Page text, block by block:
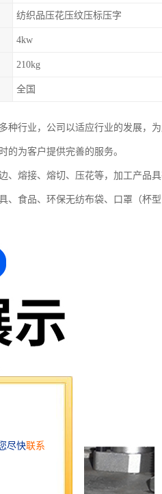
纺织品压花压纹压标压字
4kw
210kg
全国
种行业，公司以适应行业的发展，
的为客户提供完善的服务。
、熔接、熔切、压花等，加工产品
食品、环保无纺布袋、口罩（杯型